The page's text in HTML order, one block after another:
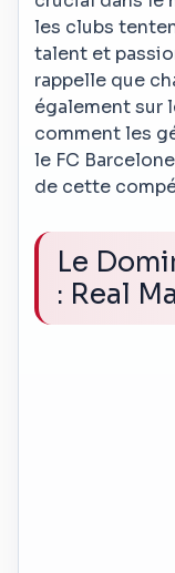
les clubs
talent et
rappelle que
également sur
comment les
le FC
de cette
Le
: Real